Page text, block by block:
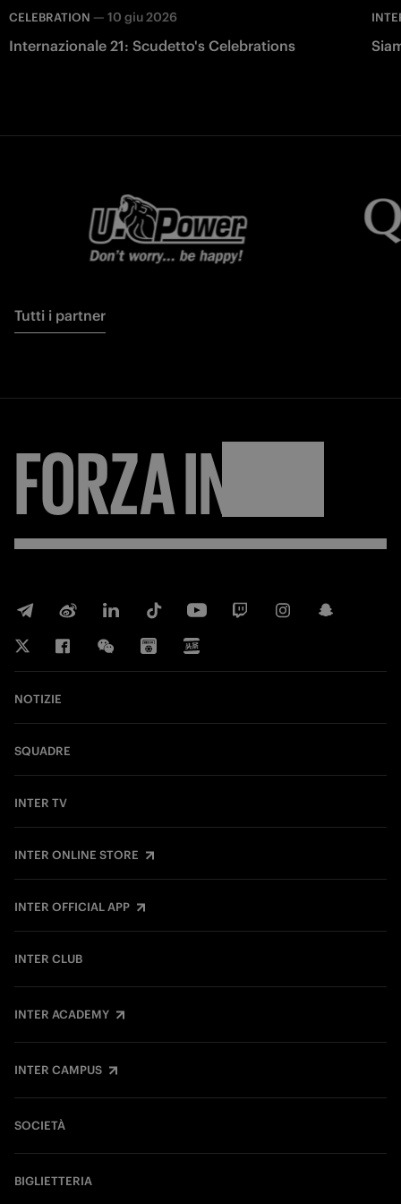
CELEBRATION — 10 giu 2026
Internazionale 21: Scudetto's Celebrations
Tutti i partner
FORZAINTER
NOTIZIE
SQUADRE
INTER TV
INTER ONLINE STORE
INTER OFFICIAL APP
INTER CLUB
INTER ACADEMY
INTER CAMPUS
SOCIETÀ
BIGLIETTERIA